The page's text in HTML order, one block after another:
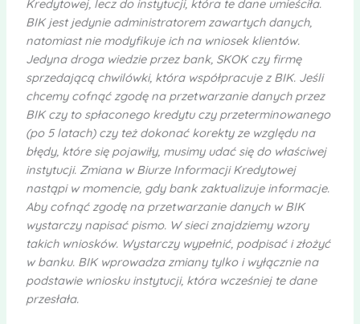
Kredytowej, lecz do instytucji, która te dane umieściła.
BIK jest jedynie administratorem zawartych danych,
natomiast nie modyfikuje ich na wniosek klientów.
Jedyna droga wiedzie przez bank, SKOK czy firmę
sprzedającą chwilówki, która współpracuje z BIK. Jeśli
chcemy cofnąć zgodę na przetwarzanie danych przez
BIK czy to spłaconego kredytu czy przeterminowanego
(po 5 latach) czy też dokonać korekty ze względu na
błędy, które się pojawiły, musimy udać się do właściwej
instytucji. Zmiana w Biurze Informacji Kredytowej
nastąpi w momencie, gdy bank zaktualizuje informacje.
Aby cofnąć zgodę na przetwarzanie danych w BIK
wystarczy napisać pismo. W sieci znajdziemy wzory
takich wniosków. Wystarczy wypełnić, podpisać i złożyć
w banku. BIK wprowadza zmiany tylko i wyłącznie na
podstawie wniosku instytucji, która wcześniej te dane
przesłała.